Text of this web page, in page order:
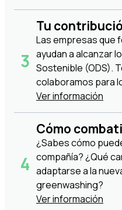
Tu
Las empresas que
ayudan a alcanzar
Sostenible (ODS).
colaboramos para
Ver información
Cómo
¿Sabes cómo
compañía? ¿Qué
adaptarse a la
greenwashing?
Ver información